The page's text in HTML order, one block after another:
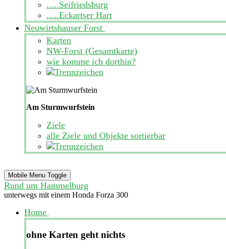
.....Seifriedsburg
.....Eckartser Hart
Neuwirtshauser Forst
Karten
NW-Forst (Gesamtkarte)
wie komme ich dorthin?
Am Sturmwurfstein
Ziele
alle Ziele und Objekte sortierbar
Mobile Menu Toggle
Rund um Hammelburg
unterwegs mit einem Honda Forza 300
Home
ohne Karten geht nichts